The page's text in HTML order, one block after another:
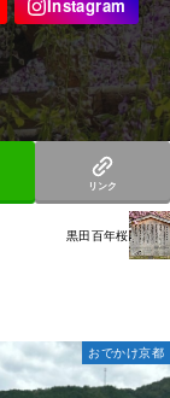
リンク
黒田百年桜
おでかけ京都